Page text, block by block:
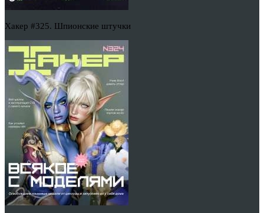
Хакер #325. Шпионские штучки